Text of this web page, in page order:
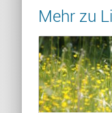
Mehr zu